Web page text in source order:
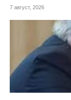
7 август, 2026